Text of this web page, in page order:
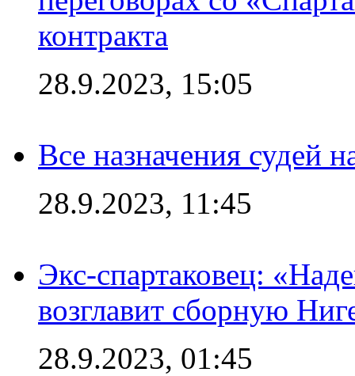
контракта
28.9.2023, 15:05
Все назначения судей
28.9.2023, 11:45
Экс-спартаковец:
возглавит сборную
28.9.2023, 01:45